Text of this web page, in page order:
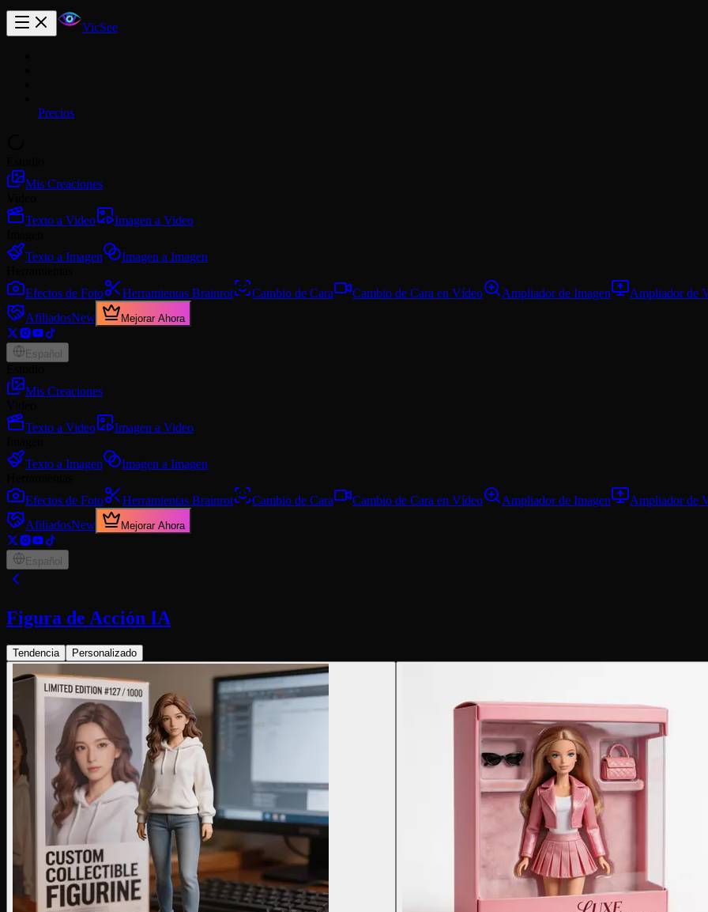
VicSee
Precios
Mis Creaciones
Texto a Video
Imagen a Video
Texto a Imagen
Imagen a Imagen
Efectos de Foto
Herramientas Brainrot Cambio de Cara Cambio de Cara en Vídeo Ampliador de Imagen
Ampliador de
AfiliadosNew Mejorar Ahora
Español
Mis Creaciones
Texto a Video
Imagen a Video
Texto a Imagen
Imagen a Imagen
Efectos de Foto
Herramientas Brainrot Cambio de Cara Cambio de Cara en Vídeo Ampliador de Imagen
Ampliador de
AfiliadosNew Mejorar Ahora
Español
Figura de Acción IA
Tendencia Personalizado